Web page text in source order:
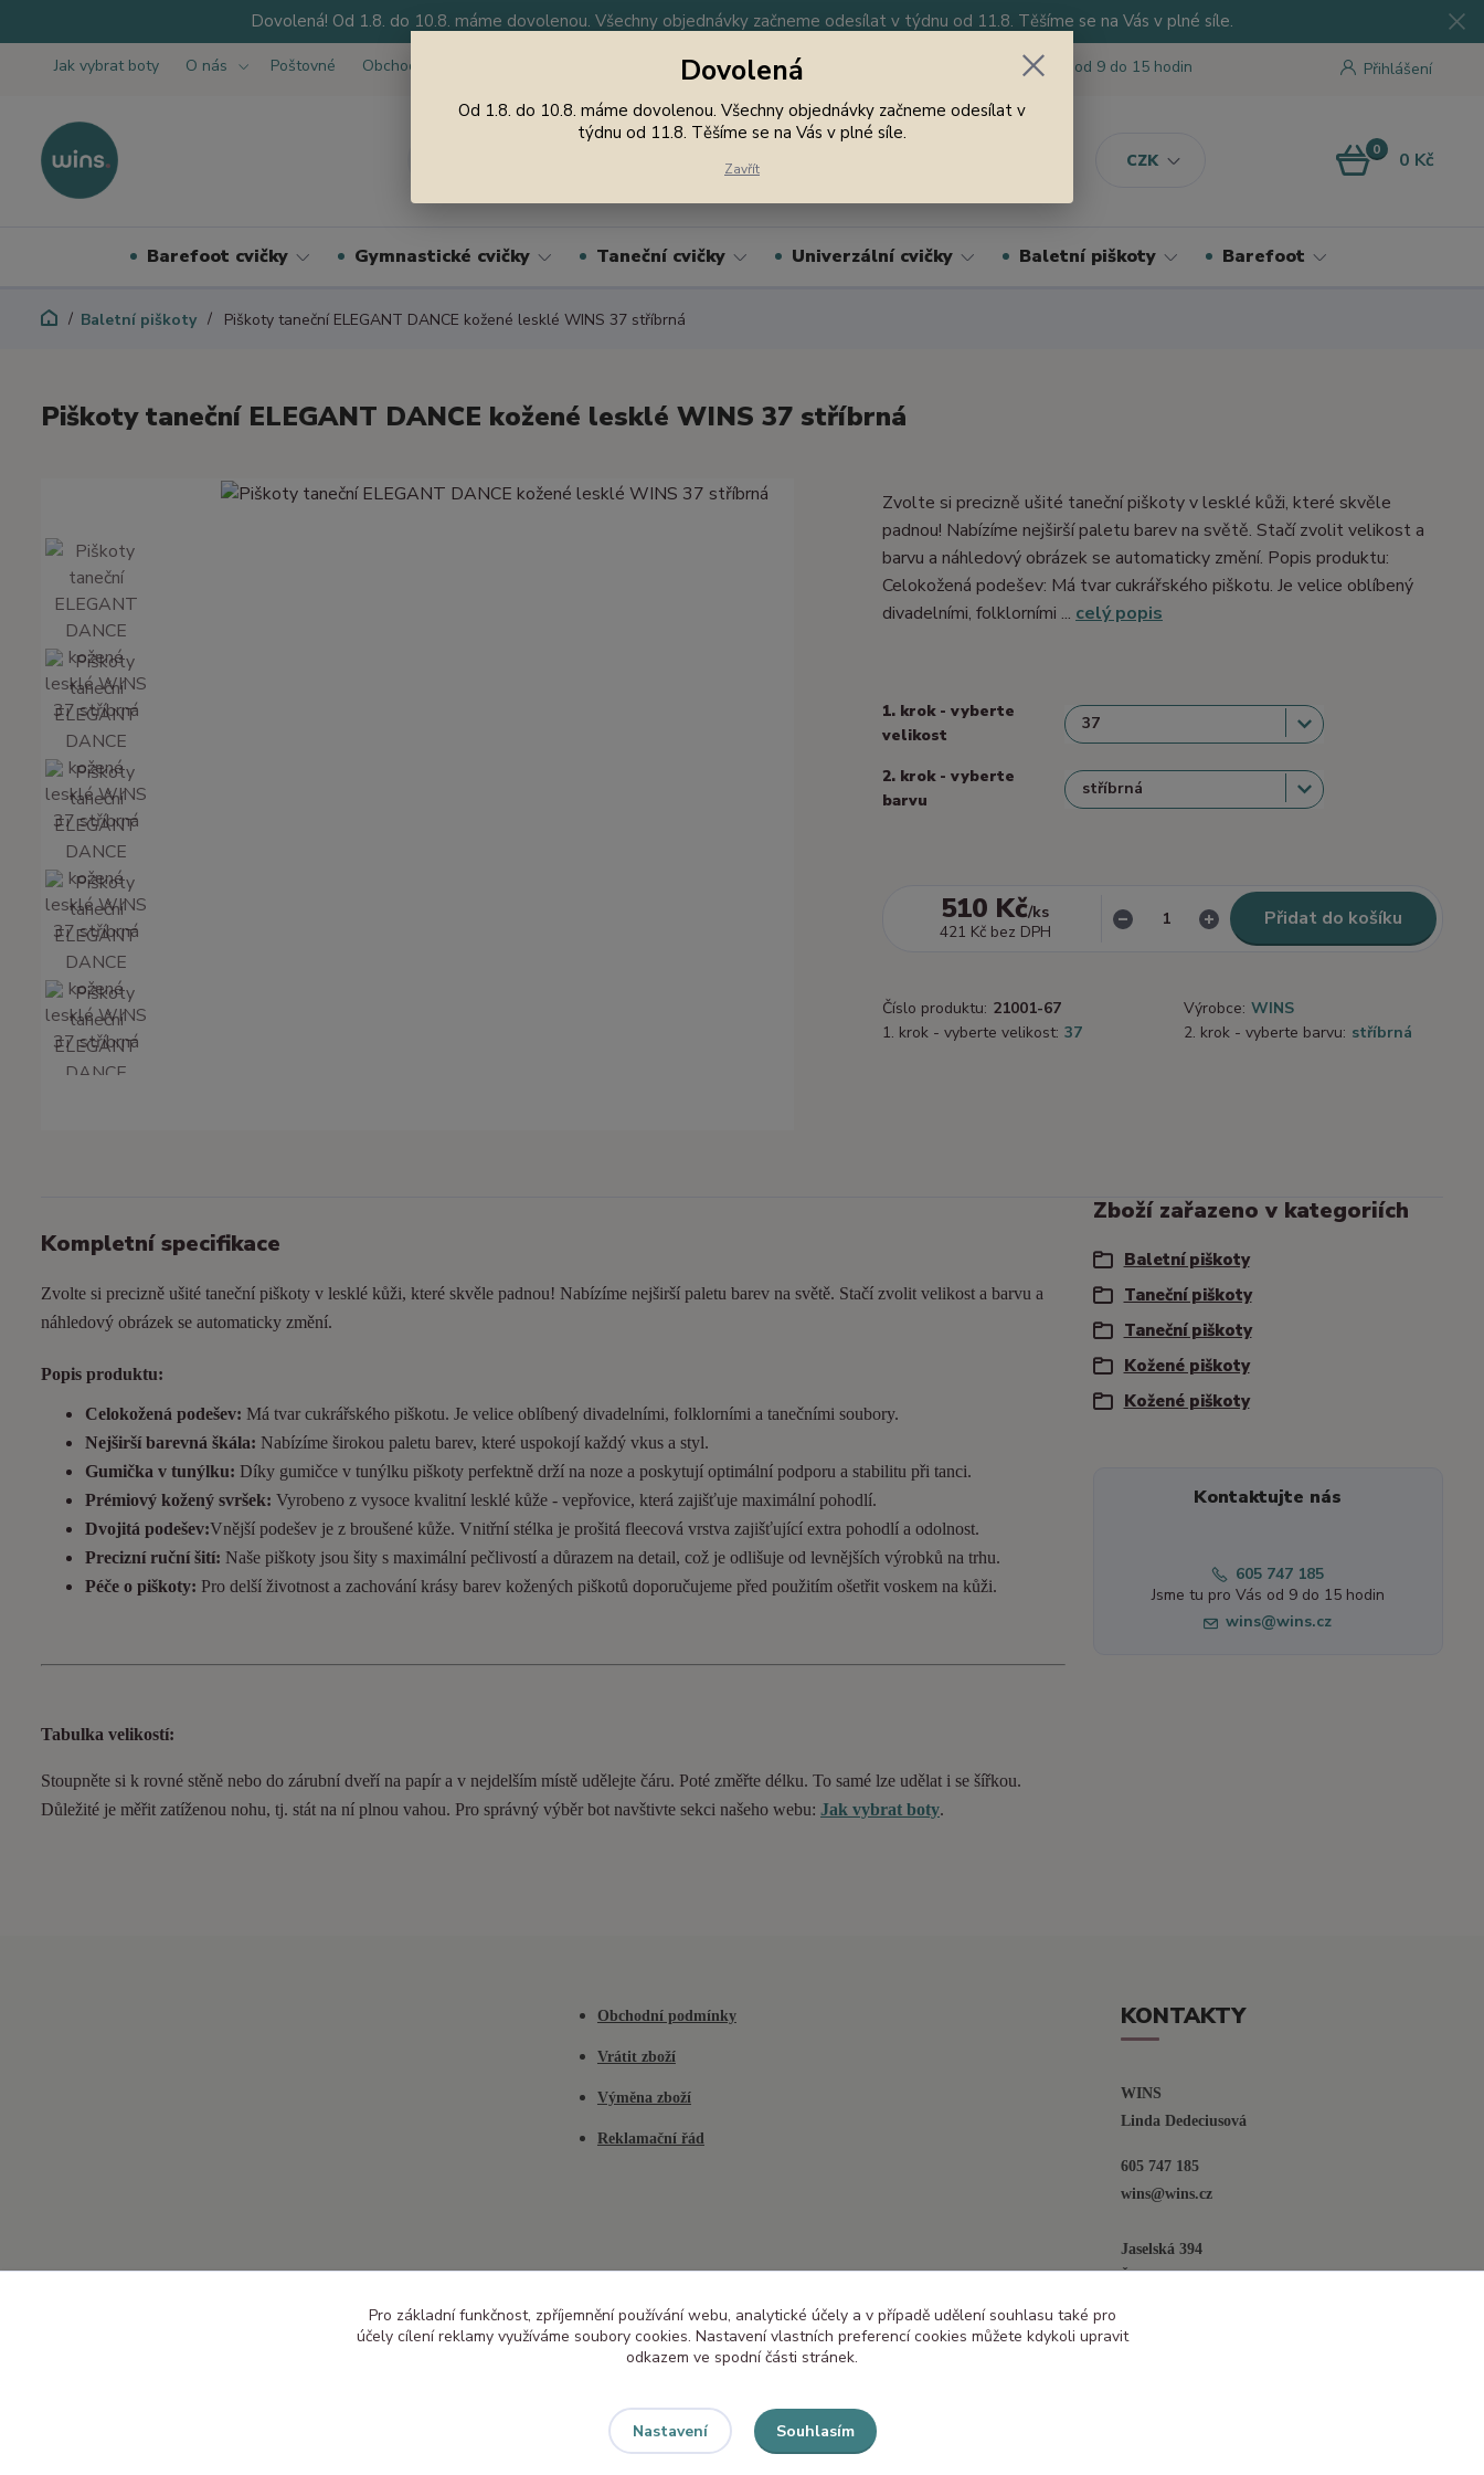
Dovolená! Od 1.8. do 10.8. máme dovolenou. Všechny objednávky začneme odesílat v týdnu od 11.8. Těšíme se na Vás v plné síle.
Jak vybrat boty O nás Poštovné Obchodní podmínky
CZK
Přihlášení
Nevíte si rady? Zavolejte. Jsme tu pro Vás od 9 do 15 hodin
0 0 Kč
Barefoot cvičky Gymnastické cvičky Taneční cvičky Univerzální cvičky Baletní piškoty Barefoot
Baletní piškoty Piškoty taneční ELEGANT DANCE kožené lesklé WINS 37 stříbrná
Piškoty taneční ELEGANT DANCE kožené lesklé WINS 37 stříbrná
Zvolte si precizně ušité taneční piškoty v lesklé kůži, které skvěle
padnou! Nabízíme nejširší paletu barev na světě. Stačí zvolit velikost a
barvu a náhledový obrázek se automaticky změní. Popis produktu:
Celokožená podešev: Má tvar cukrářského piškotu. Je velice oblíbený
divadelními, folklorními ... celý popis
1. krok - vyberte
velikost
2. krok - vyberte
barvu
510 Kč/ks
421 Kč bez DPH
Přidat do košíku
Číslo produktu: 21001-67 Výrobce: WINS
1. krok - vyberte velikost: 37 2. krok - vyberte barvu: stříbrná
Kompletní specifikace
Zvolte si precizně ušité taneční piškoty v lesklé kůži, které skvěle padnou! Nabízíme nejširší paletu barev na světě. Stačí zvolit velikost a barvu a
náhledový obrázek se automaticky změní.
Popis produktu:
Celokožená podešev: Má tvar cukrářského piškotu. Je velice oblíbený divadelními, folklorními a tanečními soubory.
Nejširší barevná škála: Nabízíme širokou paletu barev, které uspokojí každý vkus a styl.
Gumička v tunýlku: Díky gumičce v tunýlku piškoty perfektně drží na noze a poskytují optimální podporu a stabilitu při tanci.
Prémiový kožený svršek: Vyrobeno z vysoce kvalitní lesklé kůže - vepřovice, která zajišťuje maximální pohodlí.
Dvojitá podešev:Vnější podešev je z broušené kůže. Vnitřní stélka je prošitá fleecová vrstva zajišťující extra pohodlí a odolnost.
Precizní ruční šití: Naše piškoty jsou šity s maximální pečlivostí a důrazem na detail, což je odlišuje od levnějších výrobků na trhu.
Péče o piškoty: Pro delší životnost a zachování krásy barev kožených piškotů doporučujeme před použitím ošetřit voskem na kůži.
Tabulka velikostí:
Stoupněte si k rovné stěně nebo do zárubní dveří na papír a v nejdelším místě udělejte čáru. Poté změřte délku. To samé lze udělat i se šířkou.
Důležité je měřit zatíženou nohu, tj. stát na ní plnou vahou. Pro správný výběr bot navštivte sekci našeho webu: Jak vybrat boty.
Zboží zařazeno v kategoriích
Baletní piškoty
Taneční piškoty
Taneční piškoty
Kožené piškoty
Kožené piškoty
Kontaktujte nás
605 747 185
Jsme tu pro Vás od 9 do 15 hodin
wins@wins.cz
Obchodní podmínky
Vrátit zboží
Výměna zboží
Reklamační řád
KONTAKTY
WINS
Linda Dedeciusová
605 747 185
wins@wins.cz
Jaselská 394
Šenov u N. Jičína
Dovolená
Od 1.8. do 10.8. máme dovolenou. Všechny objednávky začneme odesílat v
týdnu od 11.8. Těšíme se na Vás v plné síle.
Zavřít
Pro základní funkčnost, zpříjemnění používání webu, analytické účely a v případě udělení souhlasu také pro
účely cílení reklamy využíváme soubory cookies. Nastavení vlastních preferencí cookies můžete kdykoli upravit
odkazem ve spodní části stránek.
Nastavení Souhlasím